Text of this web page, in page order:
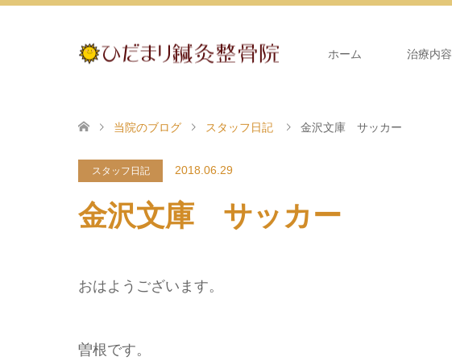
ホーム 治療内容
当院のブログ スタッフ日記 金沢文庫 サッカー
スタッフ日記 2018.06.29
金沢文庫 サッカー
おはようございます。
曽根です。